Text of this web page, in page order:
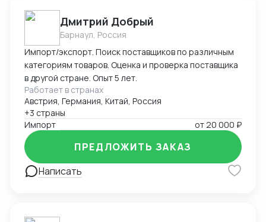
Дмитрий Добрый
Барнаул, Россия
Импорт/экспорт. Поиск поставщиков по различным
категориям товаров. Оценка и проверка поставщика
в другой стране. Опыт 5 лет.
Работает в странах
Австрия, Германия, Китай, Россия
+3 страны
Импорт
от20 000 ₽
Написать
ПРЕДЛОЖИТЬ ЗАКАЗ